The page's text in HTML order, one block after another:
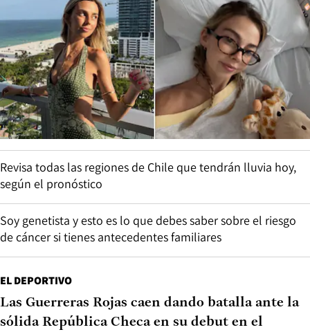
Revisa todas las regiones de Chile que tendrán lluvia hoy,
según el pronóstico
Soy genetista y esto es lo que debes saber sobre el riesgo
de cáncer si tienes antecedentes familiares
EL DEPORTIVO
Las Guerreras Rojas caen dando batalla ante la
sólida República Checa en su debut en el